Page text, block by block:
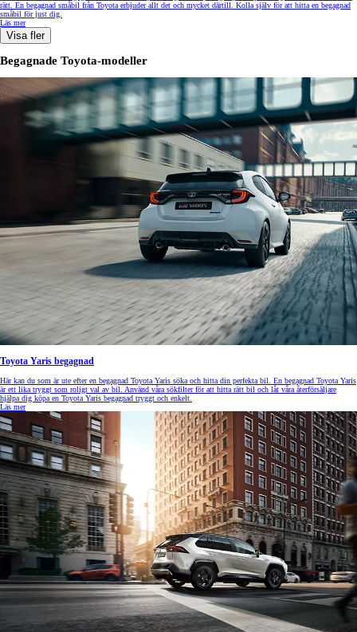
rätt. En begagnad småbil från Toyota erbjuder allt det och mycket därtill. Kolla själv för att hitta en begagnad
småbil för just dig.
Läs mer
Visa fler
Begagnade Toyota-modeller
Toyota Yaris begagnad
Här kan du som är ute efter en begagnad Toyota Yaris söka och hitta din perfekta bil. En begagnad Toyota Yaris
är ett lika tryggt som roligt val av bil. Använd våra sökfilter för att hitta rätt bil och låt våra återförsäljare
hjälpa dig köpa en Toyota Yaris begagnad tryggt och enkelt.
Läs mer